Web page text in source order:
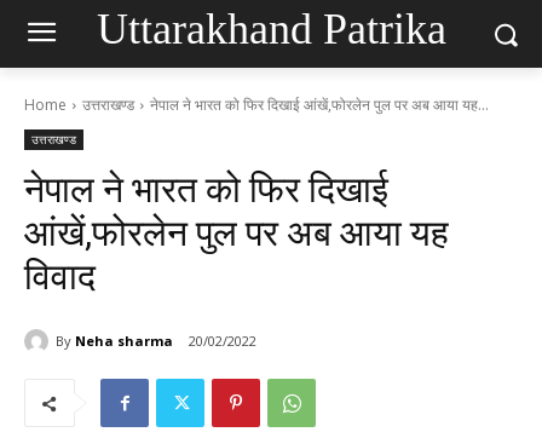
Uttarakhand Patrika
Home उत्तराखण्ड नेपाल ने भारत को फिर दिखाई आंखें,फोरलेन पुल पर अब आया यह...
उत्तराखण्ड
नेपाल ने भारत को फिर दिखाई
आंखें,फोरलेन पुल पर अब आया यह
विवाद
By Neha sharma 20/02/2022